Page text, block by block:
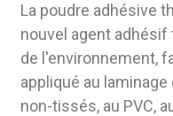
La poudre adhésive
nouvel agent
de l'environnement,
appliqué au
non-tissés, au PVC,